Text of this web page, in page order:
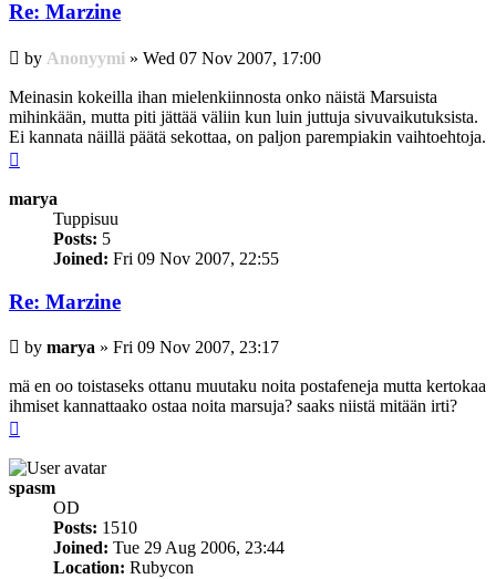
Re: Marzine
Post
by Anonyymi » Wed 07 Nov 2007, 17:00
Meinasin kokeilla ihan mielenkiinnosta onko näistä Marsuista
mihinkään, mutta piti jättää väliin kun luin juttuja sivuvaikutuksista.
Ei kannata näillä päätä sekottaa, on paljon parempiakin vaihtoehtoja.
marya
Tuppisuu
Posts: 5
Joined: Fri 09 Nov 2007, 22:55
Re: Marzine
Post
by marya » Fri 09 Nov 2007, 23:17
mä en oo toistaseks ottanu muutaku noita postafeneja mutta kertokaa
ihmiset kannattaako ostaa noita marsuja? saaks niistä mitään irti?
spasm
OD
Posts: 1510
Joined: Tue 29 Aug 2006, 23:44
Location: Rubycon